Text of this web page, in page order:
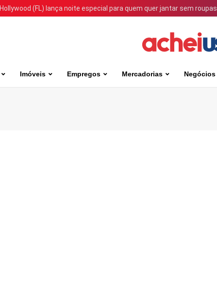
(FL) lança noite especial para quem quer jantar sem roupas
Imóveis Empregos Mercadorias Negócios